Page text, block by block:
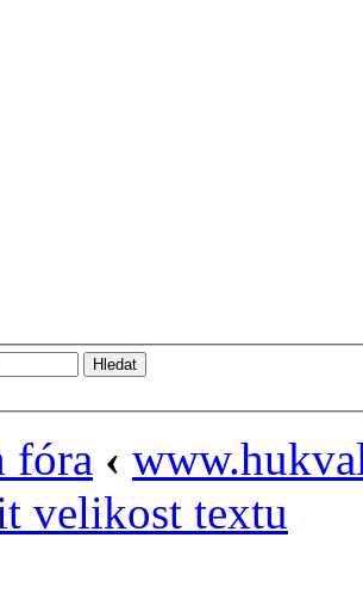
fóra ‹
velikost textu